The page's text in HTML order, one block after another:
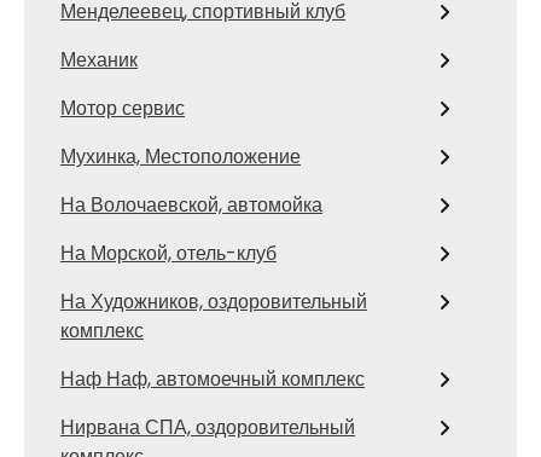
Менделеевец, спортивный клуб
Механик
Мотор сервис
Мухинка, Местоположение
На Волочаевской, автомойка
На Морской, отель-клуб
На Художников, оздоровительный
комплекс
Наф Наф, автомоечный комплекс
Нирвана СПА, оздоровительный